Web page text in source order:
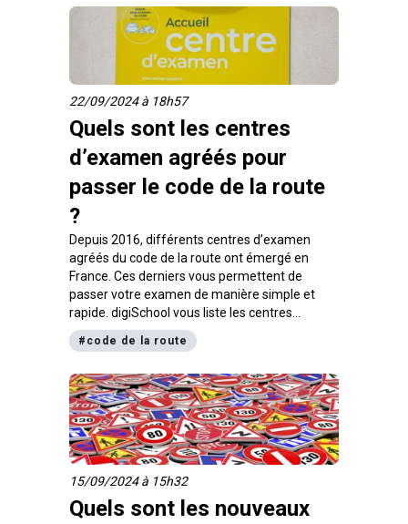
22/09/2024 à 18h57
Quels sont les centres
d’examen agréés pour
passer le code de la route
?
Depuis 2016, différents centres d’examen
agréés du code de la route ont émergé en
France. Ces derniers vous permettent de
passer votre examen de manière simple et
rapide. digiSchool vous liste les centres
existants et vous explique comment s’inscrire !
# code de la route
15/09/2024 à 15h32
Quels sont les nouveaux